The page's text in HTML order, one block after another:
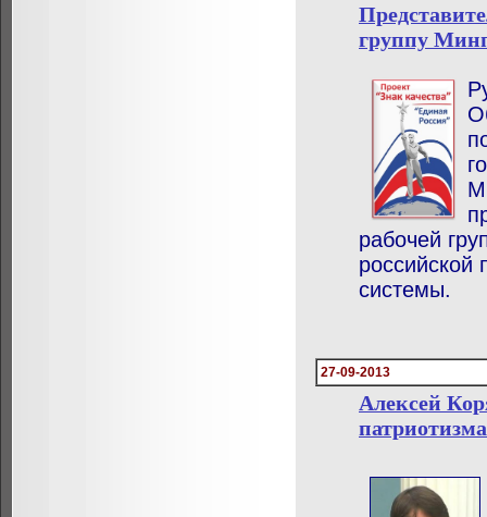
группу
рабочей
российской
системы.
27-09-2013
Алексей
патриотизма